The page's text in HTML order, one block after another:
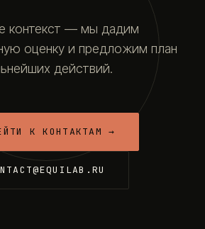
контекст — мы дадим
оценку и предложим план
действий.
К КОНТАКТАМ →